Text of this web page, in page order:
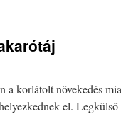
a korlátolt növekedés
el.